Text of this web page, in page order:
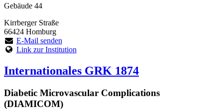
Gebäude 44
Kirrberger Straße
66424 Homburg
E-Mail senden
Link zur Institution
Internationales GRK 1874
Diabetic Microvascular Complications
(DIAMICOM)